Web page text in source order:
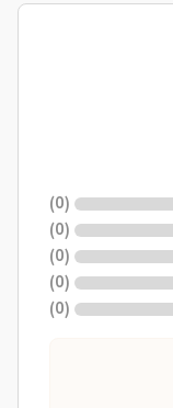
(
0
)
(
0
)
(
0
)
(
0
)
(
0
)